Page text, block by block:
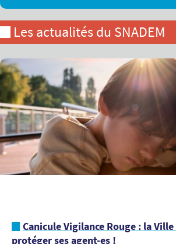
Les actualités du SNADEM
Canicule Vigilance Rouge : la
protéger ses agent-es !